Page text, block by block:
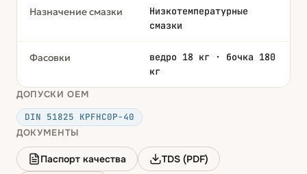
Назначение смазки
Низкотемпературные
смазки
Фасовки
ведро 18 кг · бочка 180
кг
ДОПУСКИ OEM
DIN 51825 KPFHC0P-40
ДОКУМЕНТЫ
Паспорт качества
TDS (PDF)